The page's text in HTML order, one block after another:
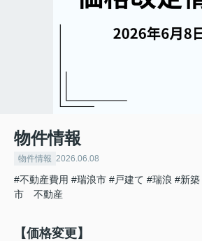
物件情報
物件情報 2026.06.08
#不動産費用 #瑞浪市 #戸建て #瑞浪 #新築
市 不動産
【価格変更】